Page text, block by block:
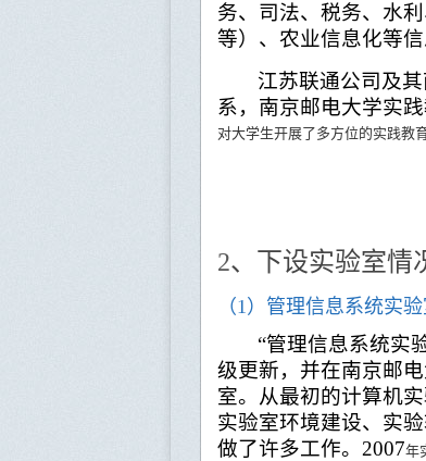
务、司法、税务、水
等）、农业信息化等信
江苏联通公司及
系，南京邮电大学实
对大学生开展了多方位的实践教
2、下设实验室情
（1）管理信息系统实验
“管理信息系统实
级更新，并在南京邮
室。从最初的计算机
实验室环境建设、实
做了许多工作。 2007年